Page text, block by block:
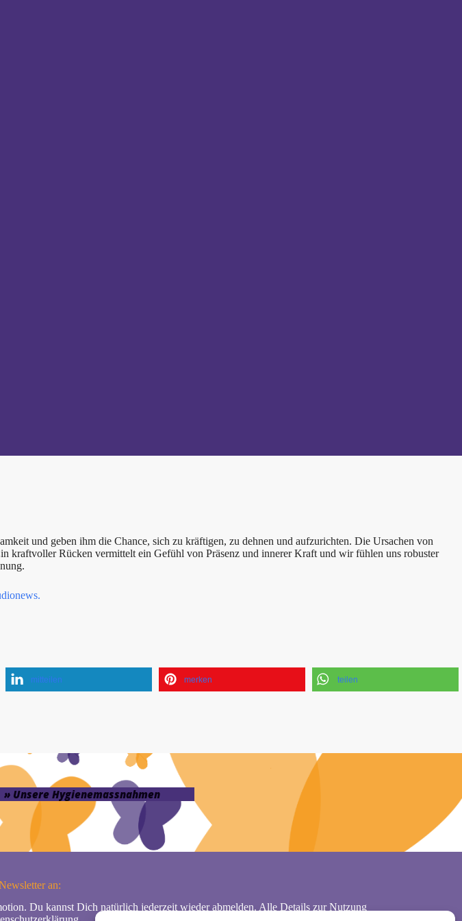
und geben ihm die Chance, sich zu kräftigen, zu dehnen und aufzurichten. Die Ursachen von
kraftvoller Rücken vermittelt ein Gefühl von Präsenz und innerer Kraft und wir fühlen uns robuster
mitteilen merken teilen
» Unsere Hygienemassnahmen
an:
Du kannst Dich natürlich jederzeit wieder abmelden. Alle Details zur Nutzung